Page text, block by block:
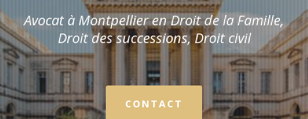
Avocat à Montpellier en Droit de la Famille,
Droit des successions, Droit civil
CONTACT